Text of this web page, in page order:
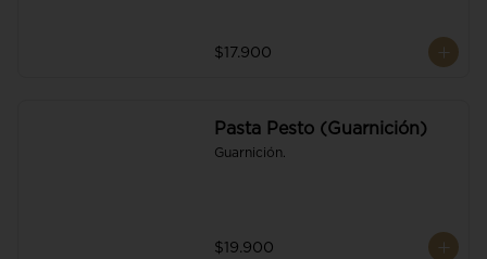
$17.900
Pasta Pesto (Guarnición)
Guarnición.
$19.900